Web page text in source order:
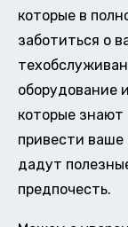
которые в
заботиться о
оборудование
которые знают
привести ваше
дадут
предпочесть.